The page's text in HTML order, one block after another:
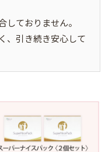
ておりません。
、引き続き安心して